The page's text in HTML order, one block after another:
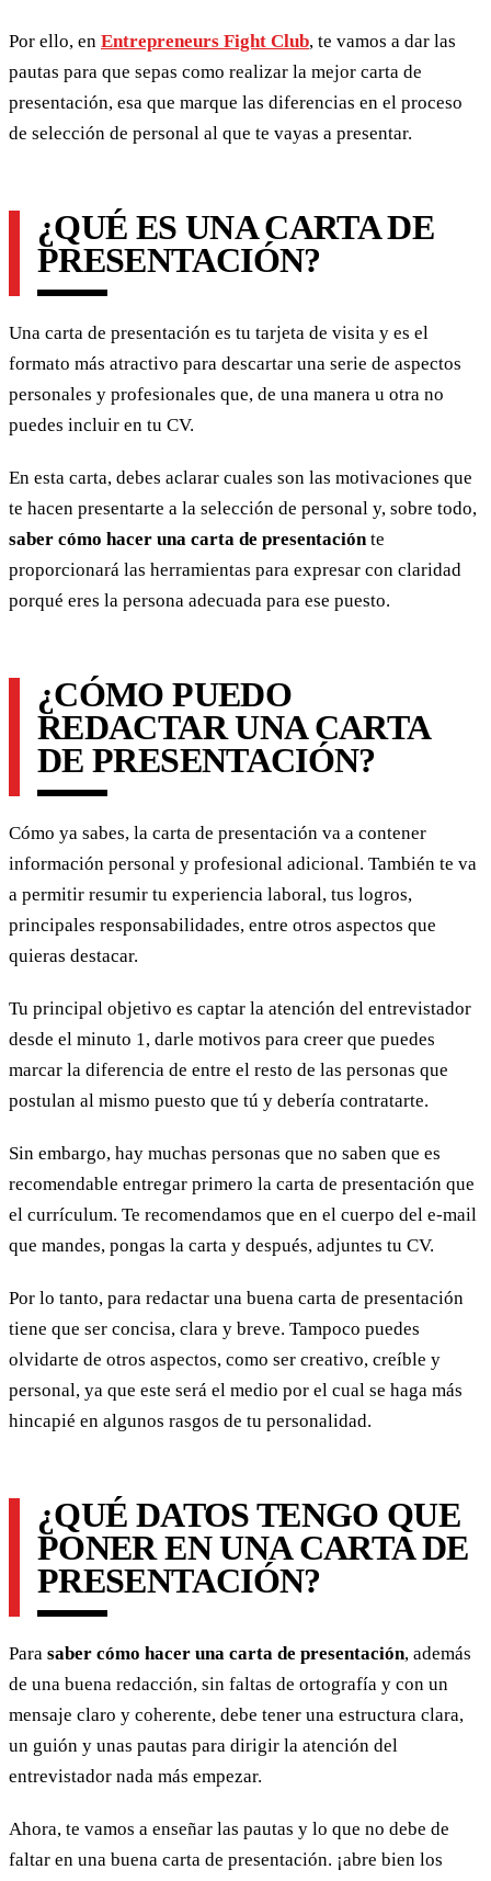
Por ello, en Entrepreneurs Fight Club, te vamos a dar las
pautas para que sepas como realizar la mejor carta de
presentación, esa que marque las diferencias en el proceso
de selección de personal al que te vayas a presentar.
¿QUÉ ES UNA CARTA DE
PRESENTACIÓN?
Una carta de presentación es tu tarjeta de visita y es el
formato más atractivo para descartar una serie de aspectos
personales y profesionales que, de una manera u otra no
puedes incluir en tu CV.
En esta carta, debes aclarar cuales son las motivaciones que
te hacen presentarte a la selección de personal y, sobre todo,
saber cómo hacer una carta de presentaciónte
proporcionará las herramientas para expresar con claridad
porqué eres la persona adecuada para ese puesto.
¿CÓMO PUEDO
REDACTAR UNA CARTA
DE PRESENTACIÓN?
Cómo ya sabes, la carta de presentación va a contener
información personal y profesional adicional. También te va
a permitir resumir tu experiencia laboral, tus logros,
principales responsabilidades, entre otros aspectos que
quieras destacar.
Tu principal objetivo es captar la atención del entrevistador
desde el minuto 1, darle motivos para creer que puedes
marcar la diferencia de entre el resto de las personas que
postulan al mismo puesto que tú y debería contratarte.
Sin embargo, hay muchas personas que no saben que es
recomendable entregar primero la carta de presentación que
el currículum. Te recomendamos que en el cuerpo del e-mail
que mandes, pongas la carta y después, adjuntes tu CV.
Por lo tanto, para redactar una buena carta de presentación
tiene que ser concisa, clara y breve. Tampoco puedes
olvidarte de otros aspectos, como ser creativo, creíble y
personal, ya que este será el medio por el cual se haga más
hincapié en algunos rasgos de tu personalidad.
¿QUÉ DATOS TENGO QUE
PONER EN UNA CARTA DE
PRESENTACIÓN?
Para saber cómo hacer una carta de presentación, además
de una buena redacción, sin faltas de ortografía y con un
mensaje claro y coherente, debe tener una estructura clara,
un guión y unas pautas para dirigir la atención del
entrevistador nada más empezar.
Ahora, te vamos a enseñar las pautas y lo que no debe de
faltar en una buena carta de presentación. ¡abre bien los